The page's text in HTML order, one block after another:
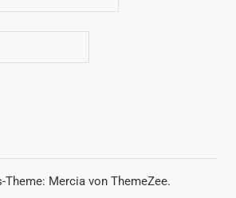
Theme: Mercia von ThemeZee.